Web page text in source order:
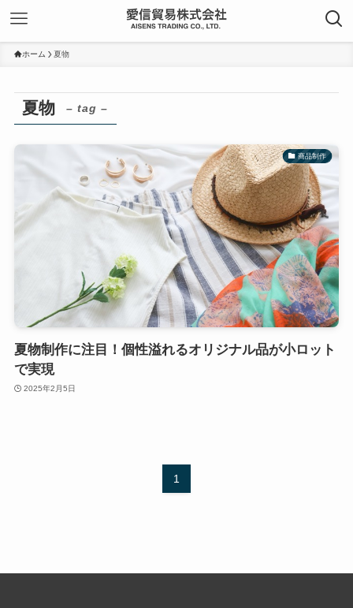
ホーム 夏物
夏物 – tag –
商品制作
夏物制作に注目！個性溢れるオリジナル品が小ロット
で実現
2025年2月5日
1